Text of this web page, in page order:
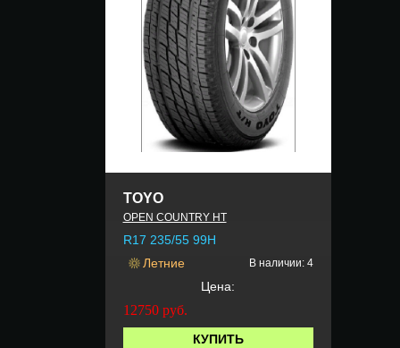
TOYO
OPEN COUNTRY HT
R17 235/55 99H
Летние
В наличии: 4
Цена:
12750 руб.
КУПИТЬ